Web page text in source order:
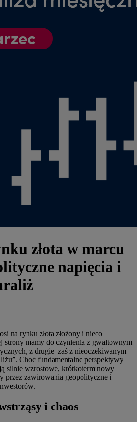
złota w marcu
napięcia i
na rynku złota złożony i nieco
strony mamy do czynienia z gwałtownym
z drugiej zaś z nieoczekiwanym
Choć fundamentalne perspektywy
silnie wzrostowe, krótkoterminowy
przez zawirowania geopolityczne i
i chaos